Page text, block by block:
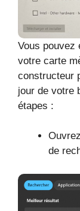
Vous pouvez
votre carte
constructeur
jour de votre
étapes :
de